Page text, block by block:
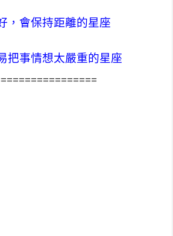
，會保持距離的星座
把事情想太嚴重的星座